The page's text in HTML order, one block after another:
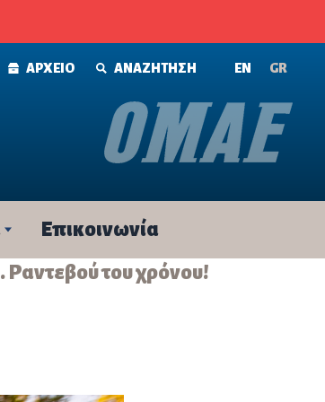
ΑΡΧΕΙΟ ΑΝΑΖΗΤΗΣΗ ΕΝ GR
Επικοινωνία
Ραντεβού του χρόνου!